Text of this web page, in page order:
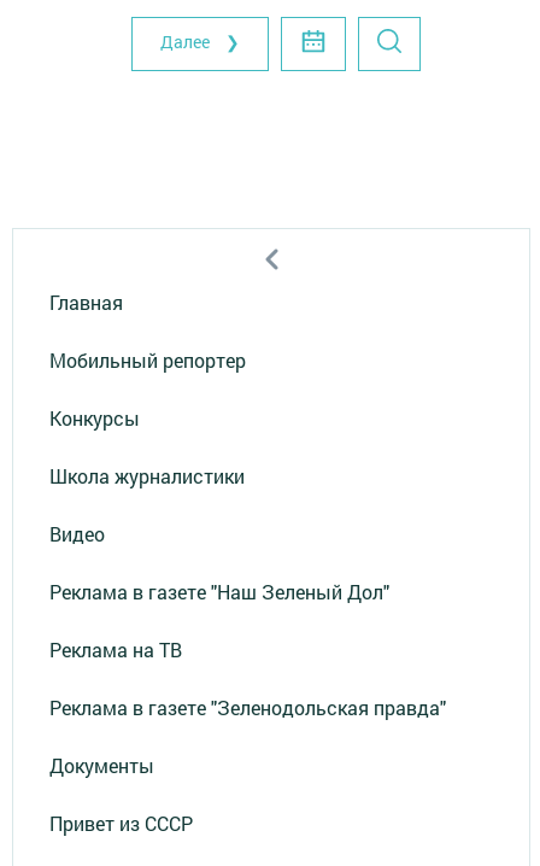
Далее ❯
Главная
Мобильный репортер
Конкурсы
Школа журналистики
Видео
Реклама в газете "Наш Зеленый Дол"
Реклама на ТВ
Реклама в газете "Зеленодольская правда"
Документы
Привет из СССР